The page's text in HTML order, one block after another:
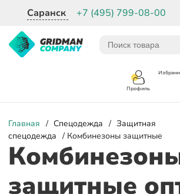
Саранск +7 (495) 799-08-00
Профиль
Главная / Спецодежда / Защитная
спецодежда / Комбинезоны защитные
защитные